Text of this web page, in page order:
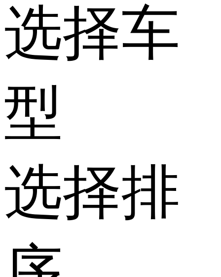
选择车
型
选择排